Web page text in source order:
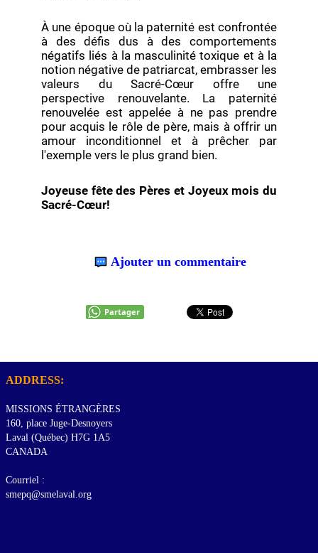
À une époque où la paternité est confrontée
à des défis dus à des comportements
négatifs liés à la masculinité toxique et à la
notion négative de patriarcat, embrasser les
valeurs du Sacré-Cœur offre une
perspective renouvelante. La paternité
renouvelée est appelée à ne pas prendre
pour acquis le rôle de père, mais à offrir un
amour inconditionnel et à prêcher par
l'exemple vers le plus grand bien.
Joyeuse fête des Pères et Joyeux mois du
Sacré-Cœur!
Ajouter un commentaire
Partager
ADDRESS:
MISSIONS ÉTRANGÈRES
160, place Juge-Desnoyers
Laval (Québec) H7G 1A5
CANADA
Courriel :
smepq@smelaval.org